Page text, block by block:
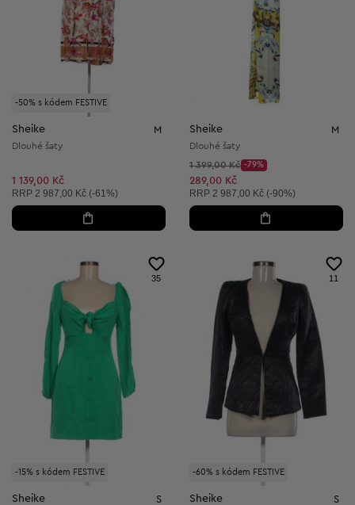
-50% s kódem FESTIVE
Sheike M
Dlouhé šaty
1 139,00 Kč
Doporučená cena:
RRP 2 987,00 Kč (-61%)
Sheike M
Dlouhé šaty
Původní cena:
1 399,00 Kč
Discount Price:
-79%
Snížená cena:
289,00 Kč
Doporučená cena:
RRP 2 987,00 Kč (-90%)
-15% s kódem FESTIVE
35
Sheike S
-60% s kódem FESTIVE
11
Sheike S